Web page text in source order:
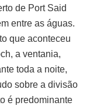
de Port Said
entre as águas.
que aconteceu
a ventania,
toda a noite,
sobre a divisão
é predominante